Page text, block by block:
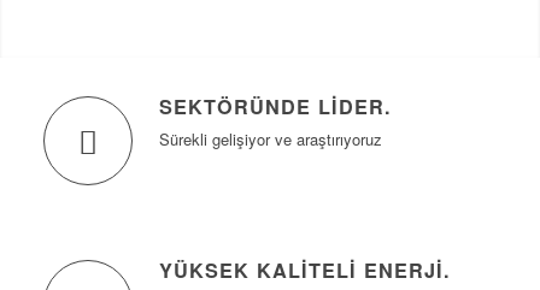
SEKTÖRÜNDE LIDER.
Sürekli gelişiyor ve araştırıyoruz
YÜKSEK KALITELI ENERJI.